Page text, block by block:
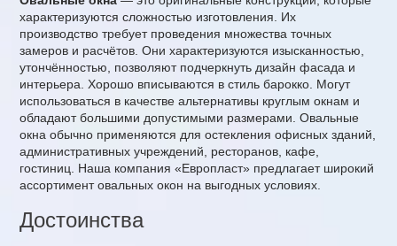
характеризуются сложностью изготовления. Их
производство требует проведения множества точных
замеров и расчётов. Они характеризуются изысканностью,
утончённостью, позволяют подчеркнуть дизайн фасада и
интерьера. Хорошо вписываются в стиль барокко. Могут
использоваться в качестве альтернативы круглым окнам и
обладают большими допустимыми размерами. Овальные
окна обычно применяются для остекления офисных зданий,
административных учреждений, ресторанов, кафе,
гостиниц. Наша компания «Европласт» предлагает широкий
ассортимент овальных окон на выгодных условиях.
Достоинства